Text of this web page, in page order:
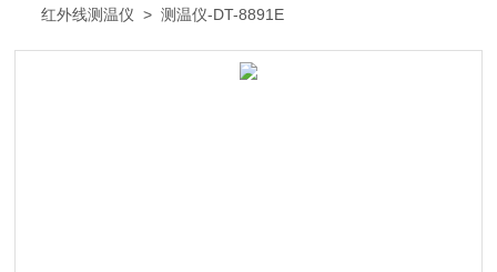
红外线测温仪 > 测温仪-DT-8891E